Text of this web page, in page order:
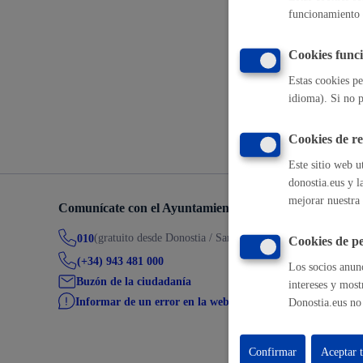
Descarga
Volver
Comunícate con el Ayuntamiento de Donostia / San
010(gratuito desde Donostia / San Sebastián)
(+34) 943 481 000
Buzón de la ciudadanía
Informar de un error en la web
funcionamiento
Cookies
Estas cookies
idioma). Si no
Cookies de
Este sitio web
donostia.eus y
mejorar nuestra
Cookies de
Los socios
intereses y
Donostia.eus
Confirmar Aceptar